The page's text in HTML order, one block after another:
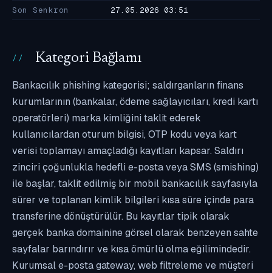
Son Senkron 27.05.2026 03:51
Kategori Bağlamı
Bankacılık phishing kategorisi; saldırganların finans
kurumlarının (bankalar, ödeme sağlayıcıları, kredi kartı
operatörleri) marka kimliğini taklit ederek
kullanıcılardan oturum bilgisi, OTP kodu veya kart
verisi toplamayı amaçladığı kayıtları kapsar. Saldırı
zinciri çoğunlukla hedefli e-posta veya SMS (smishing)
ile başlar, taklit edilmiş bir mobil bankacılık sayfasıyla
sürer ve toplanan kimlik bilgileri kısa süre içinde para
transferine dönüştürülür. Bu kayıtlar tipik olarak
gerçek banka domainine görsel olarak benzeyen sahte
sayfalar barındırır ve kısa ömürlü olma eğilimindedir.
Kurumsal e-posta gateway, web filtreleme ve müşteri